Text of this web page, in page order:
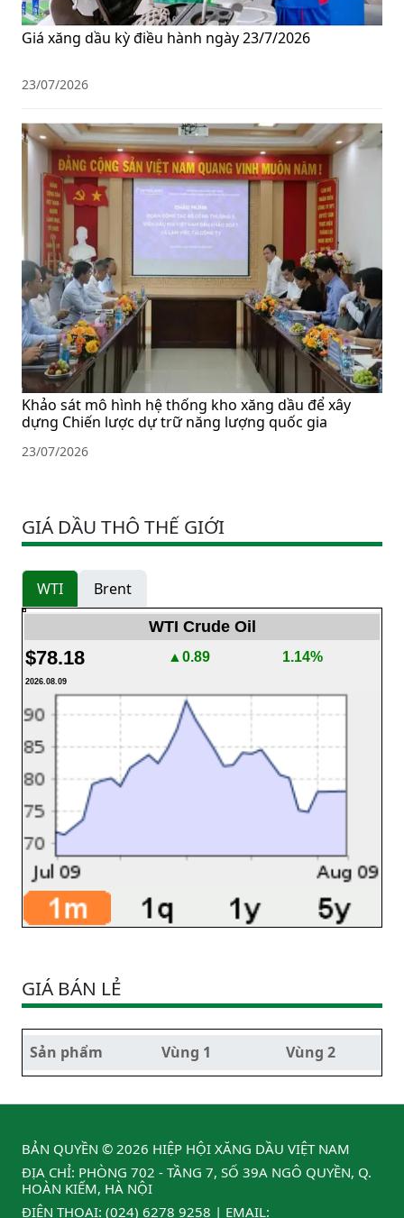
Giá xăng dầu kỳ điều hành ngày 23/7/2026
23/07/2026
Khảo sát mô hình hệ thống kho xăng dầu để xây
dựng Chiến lược dự trữ năng lượng quốc gia
23/07/2026
GIÁ DẦU THÔ THẾ GIỚI
WTI Brent
WTI Crude Oil
$78.18 ▲0.89 1.14%
2026.08.09
GIÁ BÁN LẺ
Sản phẩm Vùng 1 Vùng 2
BẢN QUYỀN © 2026 HIỆP HỘI XĂNG DẦU VIỆT NAM
ĐỊA CHỈ: PHÒNG 702 - TẦNG 7, SỐ 39A NGÔ QUYỀN, Q.
HOÀN KIẾM, HÀ NỘI
ĐIỆN THOẠI: (024) 6278 9258 | EMAIL: